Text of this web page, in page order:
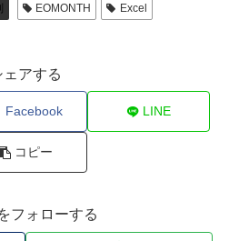
EOMONTH
Excel
ェアする
Facebook LINE
コピー
フォローする